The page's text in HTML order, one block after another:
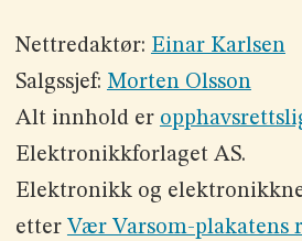
Nettredaktør: Einar Karlsen
Salgssjef: Morten Olsson
Alt innhold er
Elektronikkforlaget AS.
Elektronikk og
etter Vær Varsom-plakatens